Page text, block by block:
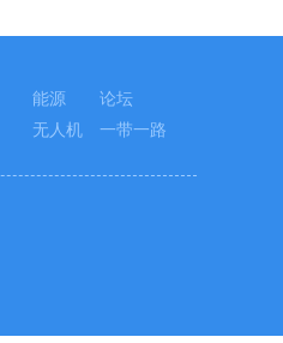
能源
论坛
无人机 一带一路